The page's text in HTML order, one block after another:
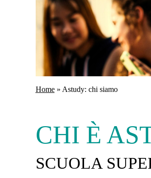
Home» Astudy: chi siamo
CHI È
SCUOLA